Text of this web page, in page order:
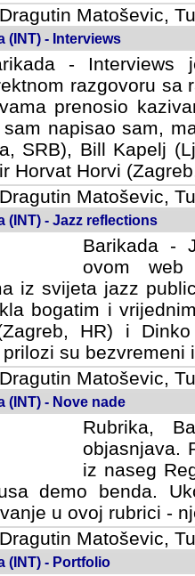
Matoševic,
(INT) - Interviews
-
razgovoru sa
prenosio
sam napisao sam,
SRB), Bill Kapelj
Horvat Horvi
Matoševic,
(INT) - Jazz reflections
Barikada -
ovom web
iz svijeta jazz
bogatim i
HR) i
su bezvremeni
Matoševic,
(INT) - Nove nade
Rubrika,
objasnjava.
iz naseg
demo benda.
u ovoj rubrici -
Matoševic,
(INT) - Portfolio